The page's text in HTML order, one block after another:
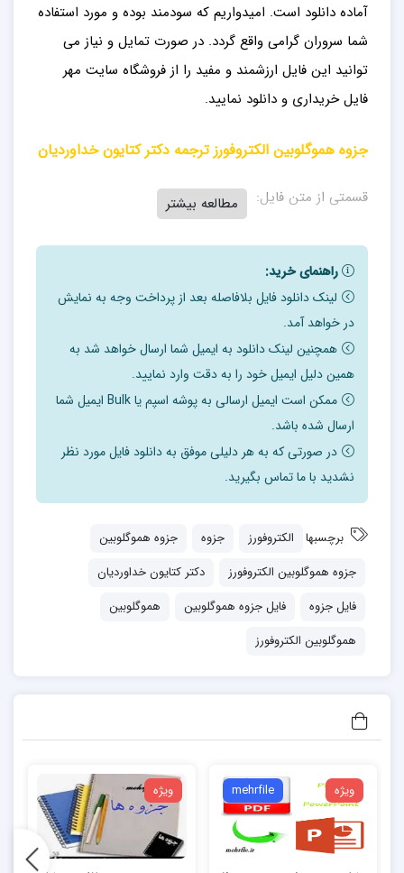
آماده دانلود است. امیدواریم که سودمند بوده و مورد استفاده
شما سروران گرامی واقع گردد. در صورت تمایل و نیاز می
توانید این فایل ارزشمند و مفید را از فروشگاه سایت مهر
فایل خریداری و دانلود نمایید.
جزوه هموگلوبین الکتروفورزترجمه دکتر کتايون خداورديان
قسمتی از متن فایل:
معين. PH الكتروفورز عبارت است از حركت يك جسم باردار در
الكتريك خود دارای بارهای منفي ومثبت برابرند، بنابر اين در
PH پروتئين ها در شده و بطرف قطب مثبت حركت مي كنند.
در طي اين حركت جدا سازی صورت مي گيرد. هموگلوبين
است و به طرف آند حركت مي كند . بدليل ساختمان غير
های غيرطبيعي از هموگلوبين يك آمينواسيد جايگزين آمينو
صورت مي گيرد.
بسياری از هموگلوبين ها مي باشد. الکتروفورز استات سلولز
جهت بررسي هموگلوبینوپاتی ها وجود دارد كه حامل های
سلولزی از متداول ترين آنها مي باشد.
حامل های سلولزی از متداول ترين آنها مي باشد. مزايا:
سهولت استفاده ،جدا سازی سريع هموگلوبين های C و S، F
،A (با جذب كم)،حمل آسان و نگهداری
طولاني مدت با قرار دادن در كيسه پلاستيكي
مطالعه بیشتر
راهنمای خرید:
لینک دانلود فایل بلافاصله بعد از پرداخت وجه به نمایش
در خواهد آمد.
همچنین لینک دانلود به ایمیل شما ارسال خواهد شد به
همین دلیل ایمیل خود را به دقت وارد نمایید.
ممکن است ایمیل ارسالی به پوشه اسپم یا Bulk ایمیل شما
ارسال شده باشد.
در صورتی که به هر دلیلی موفق به دانلود فایل مورد نظر
نشدید با ما تماس بگیرید.
برچسبها الکتروفورز جزوه
جزوه هموگلوبین
جزوه هموگلوبین الکتروفورز
دکتر کتايون خداورديان
فایل جزوه
فایل جزوه هموگلوبین
هموگلوبین
هموگلوبین الکتروفورز
ویژه mehrfile ویژه